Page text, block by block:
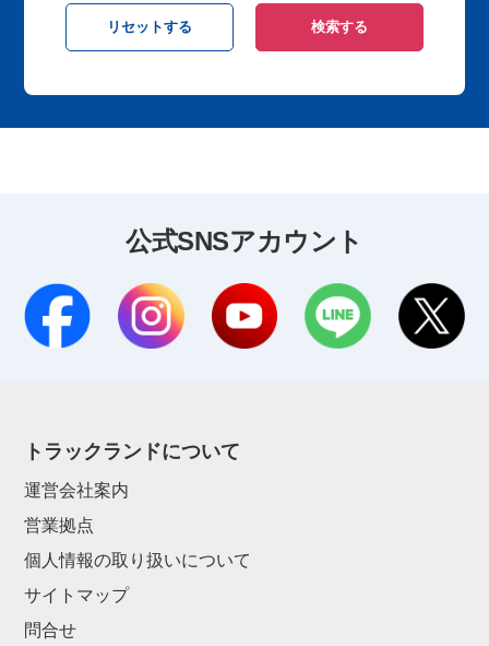
公式SNSアカウント
トラックランドについて
運営会社案内
営業拠点
個人情報の取り扱いについて
サイトマップ
問合せ